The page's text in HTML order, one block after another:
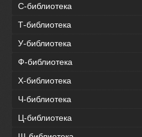
С-библиотека
Т-библиотека
У-библиотека
Ф-библиотека
Х-библиотека
Ч-библиотека
Ц-библиотека